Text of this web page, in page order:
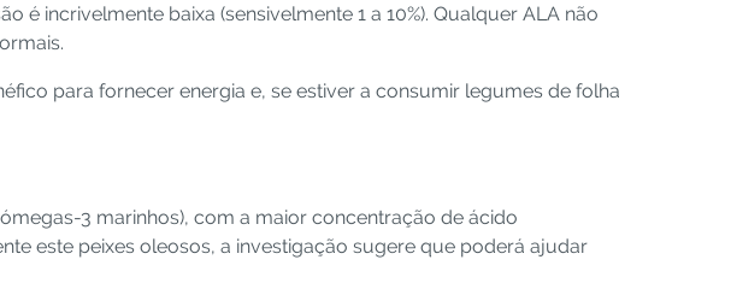
incrivelmente baixa (sensivelmente 1 a 10%). Qualquer ALA não
para fornecer energia e, se estiver a consumir legumes de folha
3 marinhos), com a maior concentração de ácido
este peixes oleosos, a investigação sugere que poderá ajudar